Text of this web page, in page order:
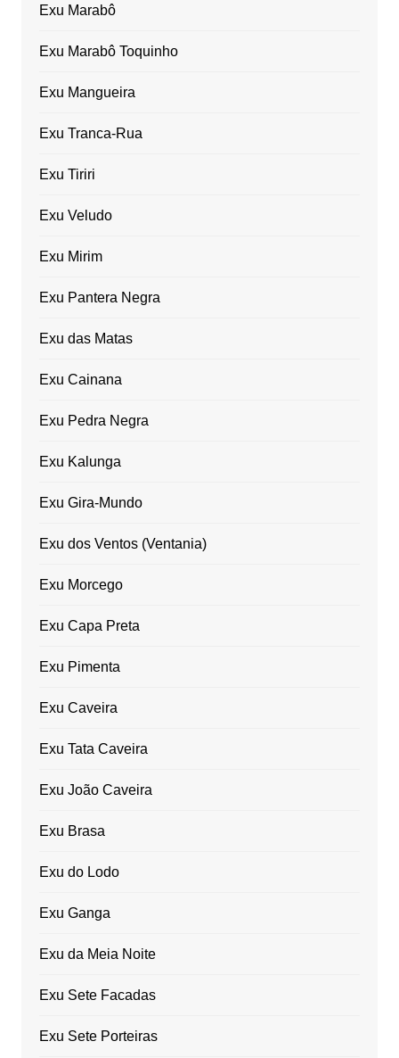
Exu Marabô
Exu Marabô Toquinho
Exu Mangueira
Exu Tranca-Rua
Exu Tiriri
Exu Veludo
Exu Mirim
Exu Pantera Negra
Exu das Matas
Exu Cainana
Exu Pedra Negra
Exu Kalunga
Exu Gira-Mundo
Exu dos Ventos (Ventania)
Exu Morcego
Exu Capa Preta
Exu Pimenta
Exu Caveira
Exu Tata Caveira
Exu João Caveira
Exu Brasa
Exu do Lodo
Exu Ganga
Exu da Meia Noite
Exu Sete Facadas
Exu Sete Porteiras